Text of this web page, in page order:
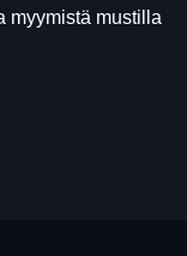
myymistä mustilla